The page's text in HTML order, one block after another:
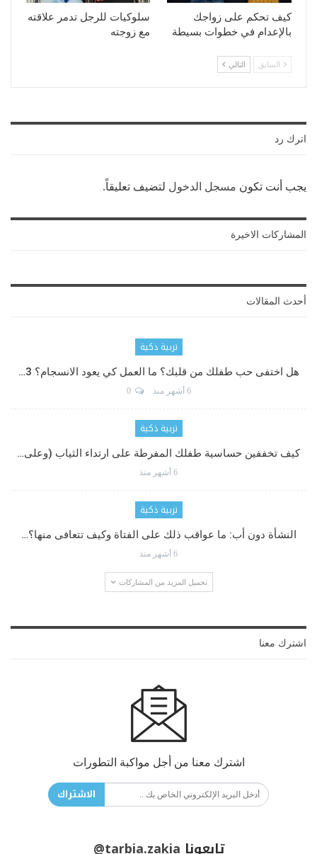
كيف تحكم على زواجك
بالإعدام في خطوات بسيطة
سلوكيات للرجل تدمر علاقته
مع زوجته
السابق التالي
اترك رد
يجب أنت تكون مسجل الدخول لتضيف تعليقاً.
المشاركات الاخيرة
أحدث المقالات
تربية ذكية
هل اختفى حب طفلك من قلبك؟ ما العمل كي يعود الانسجام؟ 3…
6 أشهر منذ 0
تربية ذكية
كيف تخففين حساسية طفلك المفرطة على ارتداء الثياب (وعلى…
6 أشهر منذ
تربية ذكية
النشأة دون أب: ما عواقب ذلك على الفتاة وكيف تتعافى منها؟…
6 أشهر منذ
تحميل المزيد من المشاركات
اشترك معنا
اشترك معنا من أجل مواكبة التطورات
الاشتراك
تابعونا @tarbia.zakia